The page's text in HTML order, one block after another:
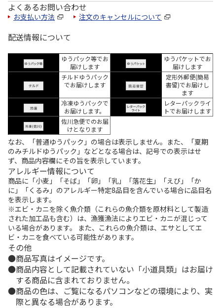
よくあるお問い合わせ
お支払い方法 注文のキャンセルについて
配送情報について
ゆうパック等でお
届けします
ゆうパケットでお
届けします
チルドゆうパック
でお届けします
定形外郵便(簡易
書留)でお届けし
ます
冷凍ゆうパックで
お届けします。
レターパックライ
トでお届けします
佐川急便でのお届
けとなります
なお、「普通ゆうパック」の場合は表示しません。また、「夏期
のみチルドゆうパック」などとなる場合は、記号での表示はせ
ず、商品内容欄にその旨を表示しています。
アレルギー情報について
商品に「小麦」「そば」「卵」「乳」「落花生」「えび」「か
に」「くるみ」のアレルギー特定8品目を含んでいる場合に品目名
を表示します。
※エビ・カニを除く魚介類（これらの魚介類を原材料として製造
された加工品も含む）は、漁獲漁法によりエビ・カニが混じって
いる場合があります。 また、これらの魚介類は、エサとしてエ
ビ・カニを食べている可能性があります。
その他
商品写真はイメージです。
商品内容として記載されていない「小道具類」はお届け
する商品に含まれておりません。
商品の色は、ご覧になるパソコンなどの環境により、実
際と異なる場合があります。